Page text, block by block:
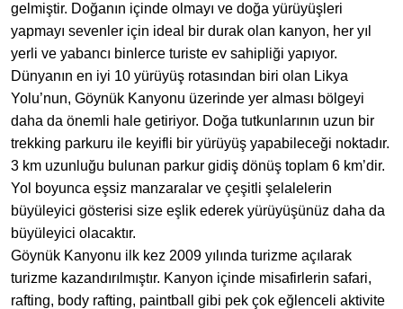
gelmiştir. Doğanın içinde olmayı ve doğa yürüyüşleri
yapmayı sevenler için ideal bir durak olan kanyon, her yıl
yerli ve yabancı binlerce turiste ev sahipliği yapıyor.
Dünyanın en iyi 10 yürüyüş rotasından biri olan Likya
Yolu’nun, Göynük Kanyonu üzerinde yer alması bölgeyi
daha da önemli hale getiriyor. Doğa tutkunlarının uzun bir
trekking parkuru ile keyifli bir yürüyüş yapabileceği noktadır.
3 km uzunluğu bulunan parkur gidiş dönüş toplam 6 km’dir.
Yol boyunca eşsiz manzaralar ve çeşitli şelalelerin
büyüleyici gösterisi size eşlik ederek yürüyüşünüz daha da
büyüleyici olacaktır.
Göynük Kanyonu ilk kez 2009 yılında turizme açılarak
turizme kazandırılmıştır. Kanyon içinde misafirlerin safari,
rafting, body rafting, paintball gibi pek çok eğlenceli aktivite